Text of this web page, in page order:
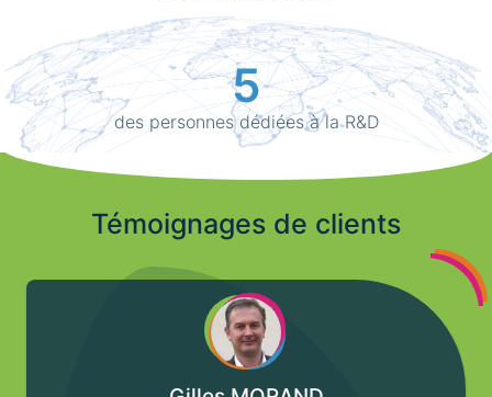
5
des personnes dédiées à la R&D
Témoignages de clients